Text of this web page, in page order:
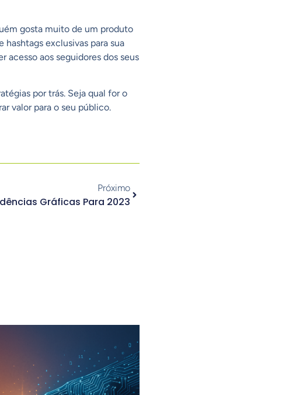
gosta muito de um produto
exclusivas para sua
acesso aos seguidores dos seus
por trás. Seja qual for o
valor para o seu público.
Próximo
Gráficas Para 2023